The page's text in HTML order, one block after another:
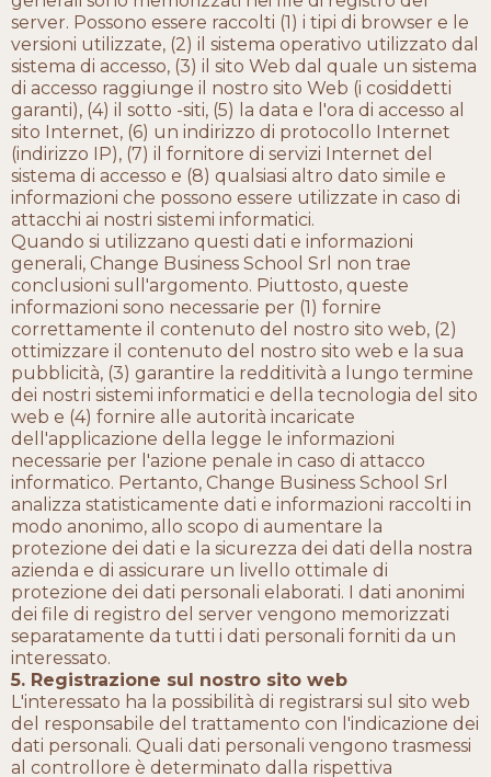
server. Possono essere raccolti (1) i tipi di browser e le
versioni utilizzate, (2) il sistema operativo utilizzato dal
sistema di accesso, (3) il sito Web dal quale un sistema
di accesso raggiunge il nostro sito Web (i cosiddetti
garanti), (4) il sotto -siti, (5) la data e l'ora di accesso al
sito Internet, (6) un indirizzo di protocollo Internet
(indirizzo IP), (7) il fornitore di servizi Internet del
sistema di accesso e (8) qualsiasi altro dato simile e
informazioni che possono essere utilizzate in caso di
attacchi ai nostri sistemi informatici.
Quando si utilizzano questi dati e informazioni
generali, Change Business School Srl non trae
conclusioni sull'argomento. Piuttosto, queste
informazioni sono necessarie per (1) fornire
correttamente il contenuto del nostro sito web, (2)
ottimizzare il contenuto del nostro sito web e la sua
pubblicità, (3) garantire la redditività a lungo termine
dei nostri sistemi informatici e della tecnologia del sito
web e (4) fornire alle autorità incaricate
dell'applicazione della legge le informazioni
necessarie per l'azione penale in caso di attacco
informatico. Pertanto, Change Business School Srl
analizza statisticamente dati e informazioni raccolti in
modo anonimo, allo scopo di aumentare la
protezione dei dati e la sicurezza dei dati della nostra
azienda e di assicurare un livello ottimale di
protezione dei dati personali elaborati. I dati anonimi
dei file di registro del server vengono memorizzati
separatamente da tutti i dati personali forniti da un
interessato.
5. Registrazione sul nostro sito web
L'interessato ha la possibilità di registrarsi sul sito web
del responsabile del trattamento con l'indicazione dei
dati personali. Quali dati personali vengono trasmessi
al controllore è determinato dalla rispettiva